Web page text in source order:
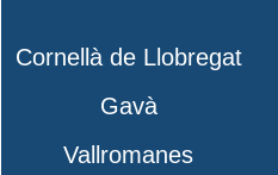
Cornellà de Llobregat
Gavà
Vallromanes